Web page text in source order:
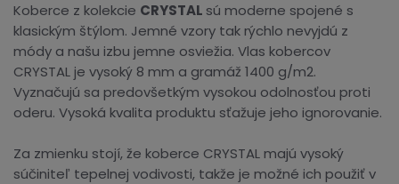
Koberce z kolekcie CRYSTAL sú moderne spojené s
klasickým štýlom. Jemné vzory tak rýchlo nevyjdú z
módy a našu izbu jemne osviežia. Vlas kobercov
CRYSTAL je vysoký 8 mm a gramáž 1400 g/m2.
Vyznačujú sa predovšetkým vysokou odolnosťou proti
oderu. Vysoká kvalita produktu sťažuje jeho ignorovanie.
Za zmienku stojí, že koberce CRYSTAL majú vysoký
súčiniteľ tepelnej vodivosti, takže je možné ich použiť v